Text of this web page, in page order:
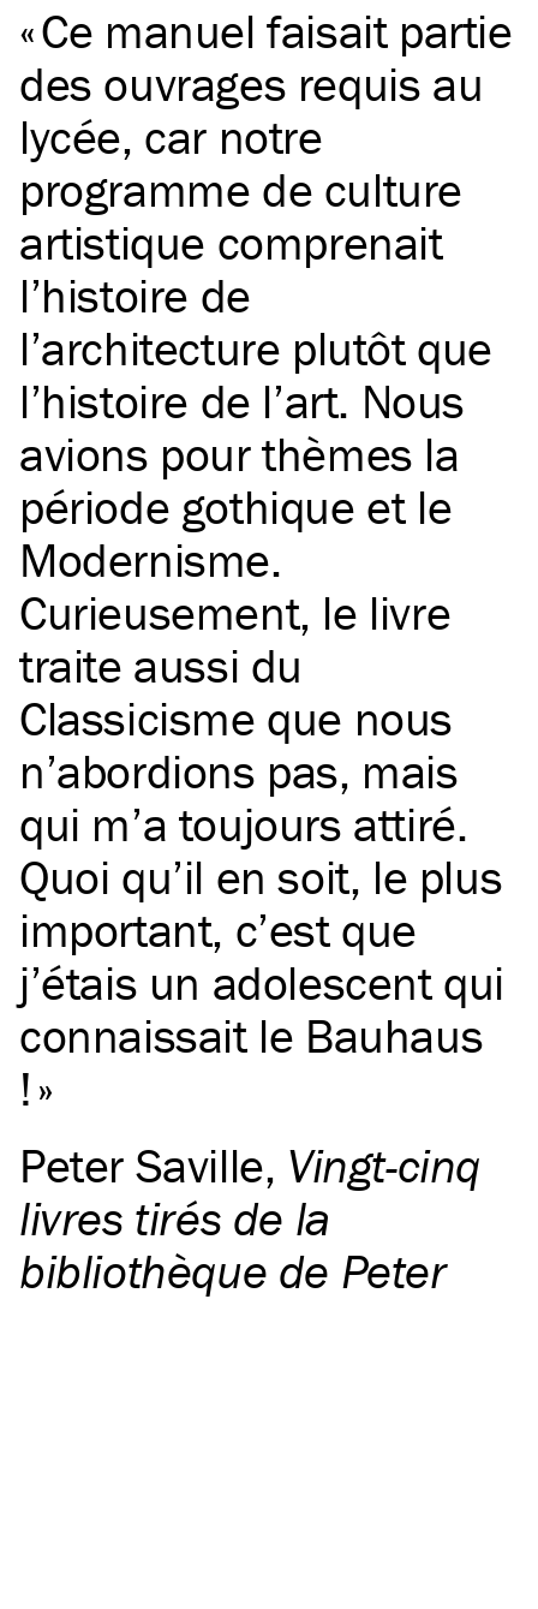
Ce manuel faisait partie
des ouvrages requis au
lycée, car notre
programme de culture
artistique comprenait
l’histoire de
l’architecture plutôt que
l’histoire de l’art. Nous
avions pour thèmes la
période gothique et le
Modernisme.
Curieusement, le livre
traite aussi du
Classicisme que nous
n’abordions pas, mais
qui m’a toujours attiré.
Quoi qu’il en soit, le plus
important, c’est que
j’étais un adolescent qui
connaissait le Bauhaus
!
Peter Saville, Vingt-cinq
livres tirés de la
bibliothèque de Peter